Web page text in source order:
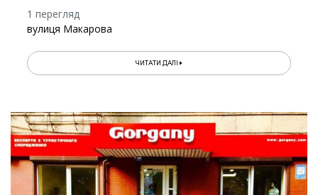
1 перегляд
вулиця Макарова
ЧИТАТИ ДАЛІ